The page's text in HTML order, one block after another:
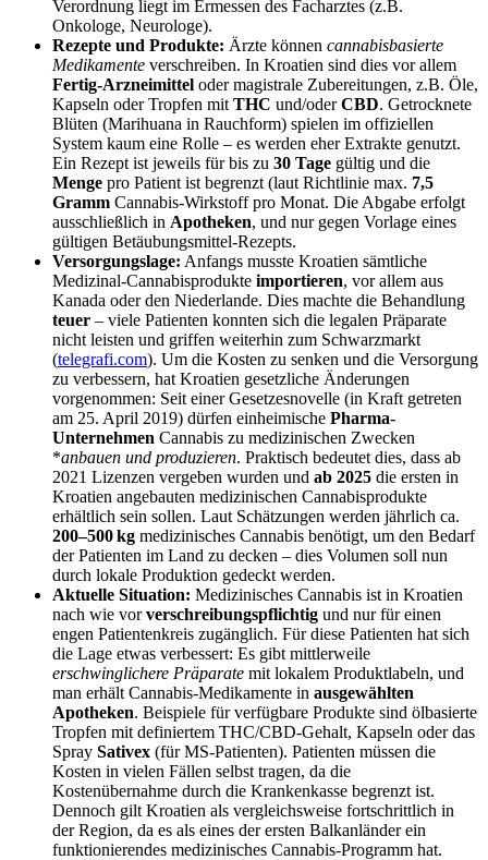
Verordnung liegt im Ermessen des Facharztes (z.B.
Onkologe, Neurologe).
Rezepte und Produkte: Ärzte können cannabisbasierte
Medikamente verschreiben. In Kroatien sind dies vor allem
Fertig-Arzneimittel oder magistrale Zubereitungen, z.B. Öle,
Kapseln oder Tropfen mit THC und/oderCBD. Getrocknete
Blüten (Marihuana in Rauchform) spielen im offiziellen
System kaum eine Rolle – es werden eher Extrakte genutzt.
Ein Rezept ist jeweils für bis zu 30 Tage gültig und die
Menge pro Patient ist begrenzt (laut Richtlinie max. 7,5
Gramm Cannabis-Wirkstoff pro Monat. Die Abgabe erfolgt
ausschließlich in Apotheken, und nur gegen Vorlage eines
gültigen Betäubungsmittel-Rezepts.
Versorgungslage: Anfangs musste Kroatien sämtliche
Medizinal-Cannabisprodukte importieren, vor allem aus
Kanada oder den Niederlande. Dies machte die Behandlung
teuer – viele Patienten konnten sich die legalen Präparate
nicht leisten und griffen weiterhin zum Schwarzmark​t
(telegrafi.com). Um die Kosten zu senken und die Versorgung
zu verbessern, hat Kroatien gesetzliche Änderungen
vorgenommen: Seit einer Gesetzesnovelle (in Kraft getreten
am 25. April 2019) dürfen einheimische Pharma-
Unternehmen Cannabis zu medizinischen Zwecken
*anbauen und produzieren​. Praktisch bedeutet dies, dass ab
2021 Lizenzen vergeben wurden und ab 2025 die ersten in
Kroatien angebauten medizinischen Cannabisprodukte
erhältlich sein solle​n. Laut Schätzungen werden jährlich ca.
200–500 kg medizinisches Cannabis benötigt, um den Bedarf
der Patienten im Land zu decke​n – dies Volumen soll nun
durch lokale Produktion gedeckt werden.
Aktuelle Situation: Medizinisches Cannabis ist in Kroatien
nach wie vorverschreibungspflichtig und nur für einen
engen Patientenkreis zugänglich. Für diese Patienten hat sich
die Lage etwas verbessert: Es gibt mittlerweile
erschwinglichere Präparate mit lokalem Produktlabe​ln, und
man erhält Cannabis-Medikamente in ausgewählten
Apotheken. Beispiele für verfügbare Produkte sind ölbasierte
Tropfen mit definiertem THC/CBD-Gehalt, Kapseln oder das
Spray Sativex (für MS-Patienten). Patienten müssen die
Kosten in vielen Fällen selbst tragen, da die
Kostenübernahme durch die Krankenkasse begrenzt ist.
Dennoch gilt Kroatien als vergleichsweise fortschrittlich in
der Region, da es als eines der ersten Balkanländer ein
funktionierendes medizinisches Cannabis-Programm hat.